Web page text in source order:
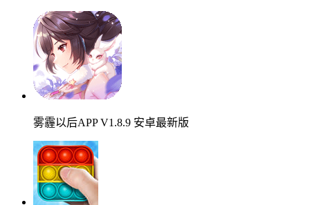
雾霾以后APP V1.8.9 安卓最新版